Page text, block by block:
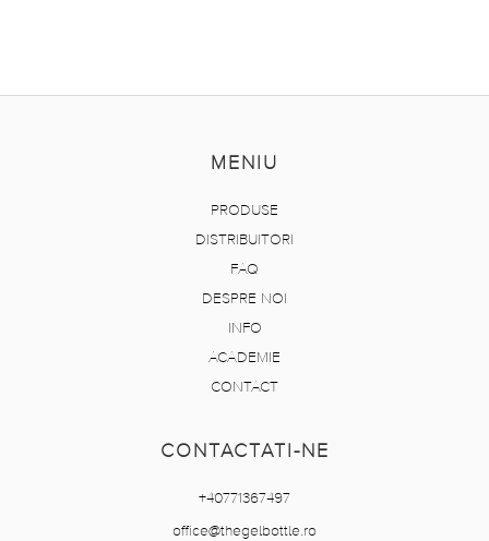
MENIU
PRODUSE
DISTRIBUITORI
FAQ
DESPRE NOI
INFO
ACADEMIE
CONTACT
CONTACTATI-NE
+40771367497
office@thegelbottle.ro